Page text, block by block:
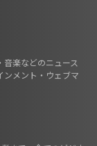
音楽などのニュース
ンメント・ウェブマ